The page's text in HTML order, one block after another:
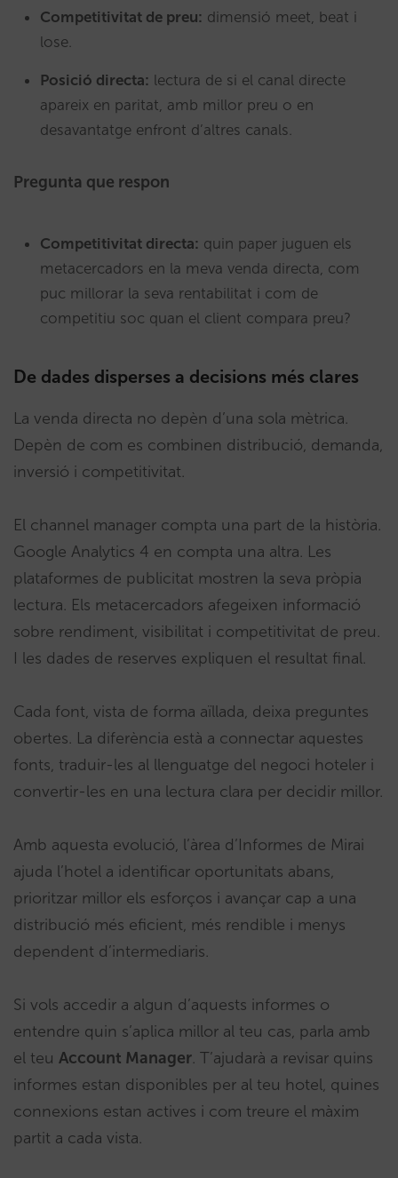
Competitivitat de preu: dimensió meet, beat i
lose.
Posició directa: lectura de si el canal directe
apareix en paritat, amb millor preu o en
desavantatge enfront d’altres canals.
Pregunta que respon
Competitivitat directa: quin paper juguen els
metacercadors en la meva venda directa, com
puc millorar la seva rentabilitat i com de
competitiu soc quan el client compara preu?
De dades disperses a decisions més clares
La venda directa no depèn d’una sola mètrica.
Depèn de com es combinen distribució, demanda,
inversió i competitivitat.
El channel manager compta una part de la història.
Google Analytics 4 en compta una altra. Les
plataformes de publicitat mostren la seva pròpia
lectura. Els metacercadors afegeixen informació
sobre rendiment, visibilitat i competitivitat de preu.
I les dades de reserves expliquen el resultat final.
Cada font, vista de forma aïllada, deixa preguntes
obertes. La diferència està a connectar aquestes
fonts, traduir-les al llenguatge del negoci hoteler i
convertir-les en una lectura clara per decidir millor.
Amb aquesta evolució, l’àrea d’Informes de Mirai
ajuda l’hotel a identificar oportunitats abans,
prioritzar millor els esforços i avançar cap a una
distribució més eficient, més rendible i menys
dependent d’intermediaris.
Si vols accedir a algun d’aquests informes o
entendre quin s’aplica millor al teu cas, parla amb
el teu Account Manager. T’ajudarà a revisar quins
informes estan disponibles per al teu hotel, quines
connexions estan actives i com treure el màxim
partit a cada vista.